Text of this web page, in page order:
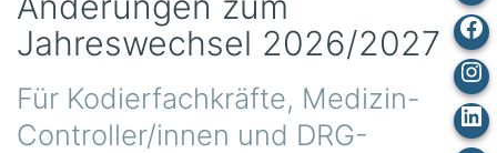
Jahreswechsel 2026/2027
Für Kodierfachkräfte, Medizin-
Controller/innen und DRG-
In